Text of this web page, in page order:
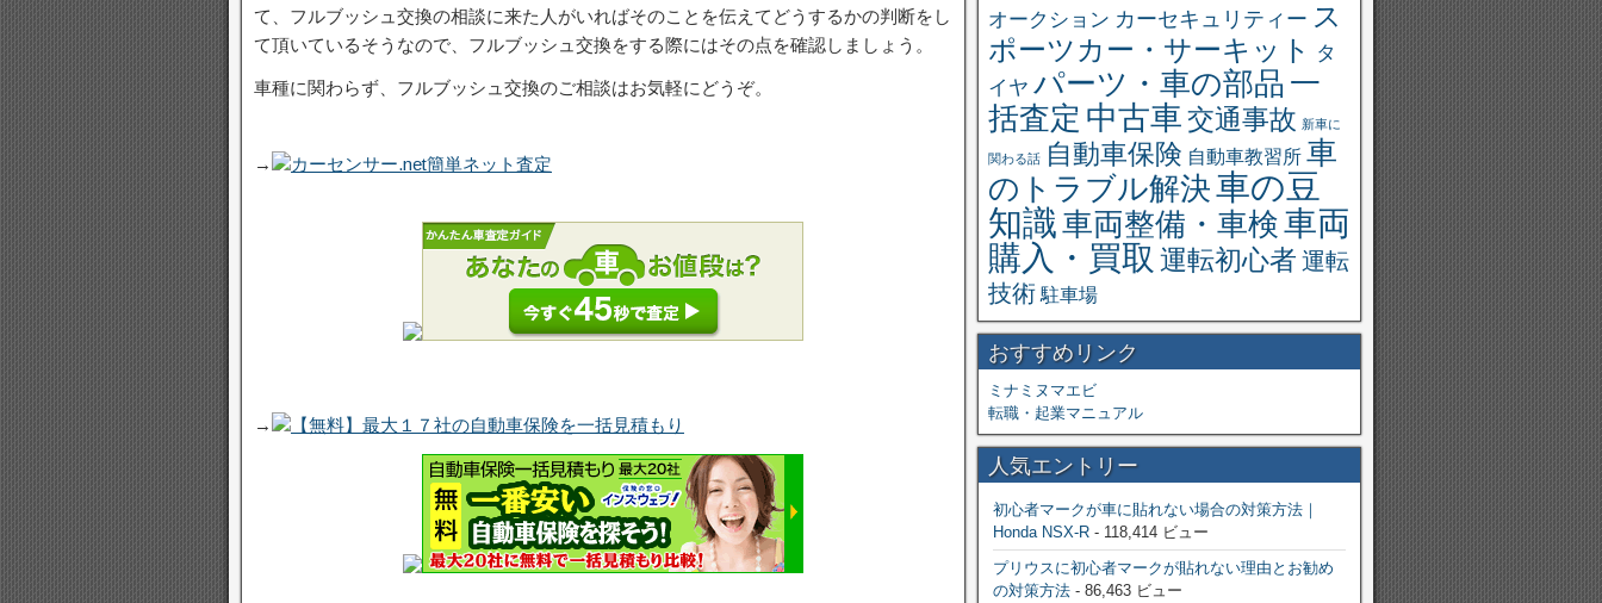
て、フルブッシュ交換の相談に来た人がいればそのことを伝えてどうするかの判断をし
て頂いているそうなので、フルブッシュ交換をする際にはその点を確認しましょう。
車種に関わらず、フルブッシュ交換のご相談はお気軽にどうぞ。
→ カーセンサー.net簡単ネット査定
→ 【無料】最大１７社の自動車保険を一括見積もり
オークション カーセキュリティー ス
ポーツカー・サーキット
タ
イヤ パーツ・車の部品 一
括査定 中古車 交通事故 新車に
関わる話 自動車保険 自動車教習所 車
のトラブル解決車の豆
知識車両整備・車検車両
購入・買取 運転初心者 運転
技術 駐車場
おすすめリンク
ミナミヌマエビ
転職・起業マニュアル
人気エントリー
初心者マークが車に貼れない場合の対策方法｜
Honda NSX-R- 118,414 ビュー
プリウスに初心者マークが貼れない理由とお勧め
の対策方法- 86,463 ビュー